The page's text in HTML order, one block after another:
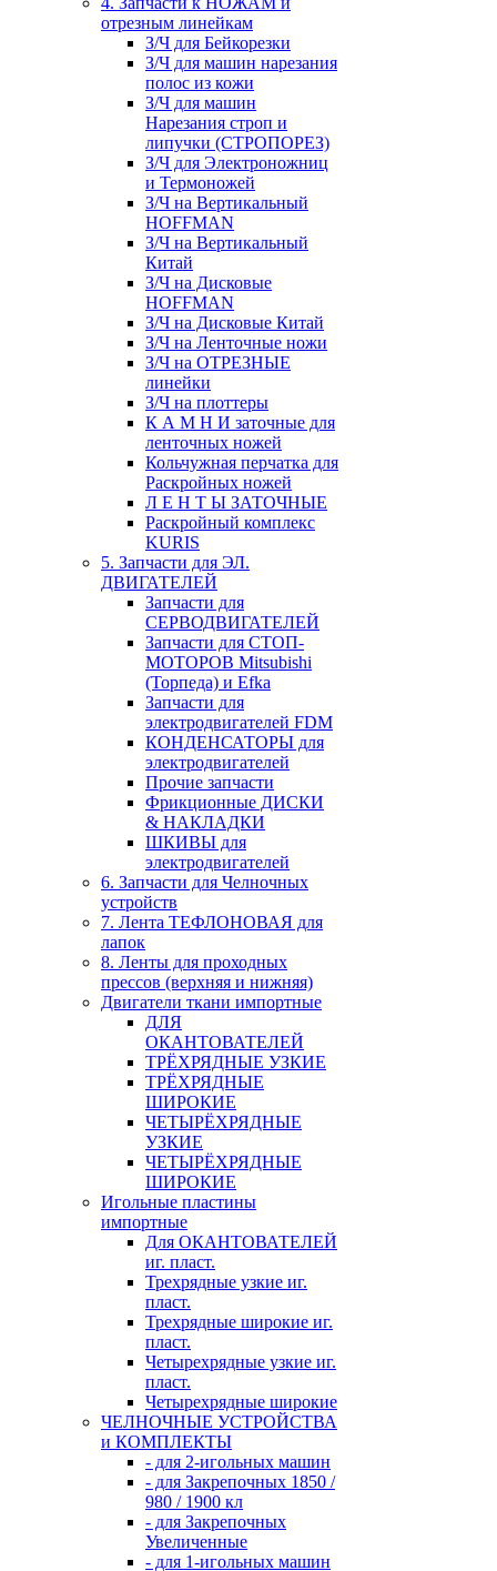
отрезным линейкам
З/Ч для Бейкорезки
З/Ч для машин нарезания
полос из кожи
З/Ч для машин
Нарезания строп и
липучки (СТРОПОРЕЗ)
З/Ч для Электроножниц
и Термоножей
З/Ч на Вертикальный
HOFFMAN
З/Ч на Вертикальный
Китай
З/Ч на Дисковые
HOFFMAN
З/Ч на Дисковые Китай
З/Ч на Ленточные ножи
З/Ч на ОТРЕЗНЫЕ
линейки
З/Ч на плоттеры
К А М Н И заточные для
ленточных ножей
Кольчужная перчатка для
Раскройных ножей
Л Е Н Т Ы ЗАТОЧНЫЕ
Раскройный комплекс
KURIS
5. Запчасти для ЭЛ.
ДВИГАТЕЛЕЙ
Запчасти для
СЕРВОДВИГАТЕЛЕЙ
Запчасти для СТОП-
МОТОРОВ Mitsubishi
(Торпеда) и Efka
Запчасти для
электродвигателей FDM
КОНДЕНСАТОРЫ для
электродвигателей
Прочие запчасти
Фрикционные ДИСКИ
& НАКЛАДКИ
ШКИВЫ для
электродвигателей
6. Запчасти для Челночных
устройств
7. Лента ТЕФЛОНОВАЯ для
лапок
8. Ленты для проходных
прессов (верхняя и нижняя)
Двигатели ткани импортные
ДЛЯ
ОКАНТОВАТЕЛЕЙ
ТРЁХРЯДНЫЕ УЗКИЕ
ТРЁХРЯДНЫЕ
ШИРОКИЕ
ЧЕТЫРЁХРЯДНЫЕ
УЗКИЕ
ЧЕТЫРЁХРЯДНЫЕ
ШИРОКИЕ
Игольные пластины
импортные
Для ОКАНТОВАТЕЛЕЙ
иг. пласт.
Трехрядные узкие иг.
пласт.
Трехрядные широкие иг.
пласт.
Четырехрядные узкие иг.
пласт.
Четырехрядные широкие
ЧЕЛНОЧНЫЕ УСТРОЙСТВА
и КОМПЛЕКТЫ
- для 2-игольных машин
- для Закрепочных 1850 /
980 / 1900 кл
- для Закрепочных
Увеличенные
- для 1-игольных машин